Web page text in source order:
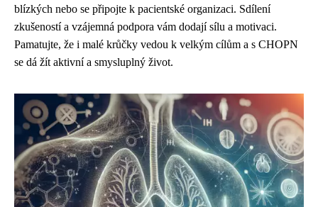
blízkých nebo se připojte k pacientské organizaci. Sdílení
zkušeností a vzájemná podpora vám dodají sílu a motivaci.
Pamatujte, že i malé krůčky vedou k velkým cílům a s CHOPN
se dá žít aktivní a smysluplný život.